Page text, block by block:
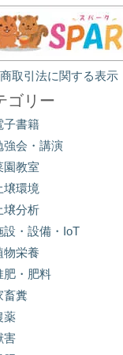
取引法に関する表示
ゴリー
子書籍
強会・講演
園教室
壌環境
壌分析
設・設備・IoT
物栄養
肥・肥料
畜糞
薬
害